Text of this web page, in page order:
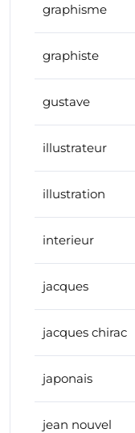
graphisme
graphiste
gustave
illustrateur
illustration
interieur
jacques
jacques chirac
japonais
jean nouvel